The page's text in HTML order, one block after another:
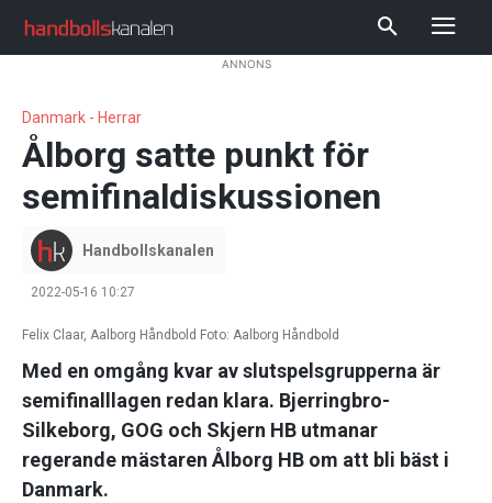
ANNONS
Danmark - Herrar
Ålborg satte punkt för
semifinaldiskussionen
Handbollskanalen
2022-05-16 10:27
Felix Claar, Aalborg Håndbold Foto: Aalborg Håndbold
Med en omgång kvar av slutspelsgrupperna är
semifinalllagen redan klara. Bjerringbro-
Silkeborg, GOG och Skjern HB utmanar
regerande mästaren Ålborg HB om att bli bäst i
Danmark.